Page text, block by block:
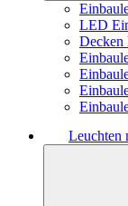
LED
Decken
Leuchten